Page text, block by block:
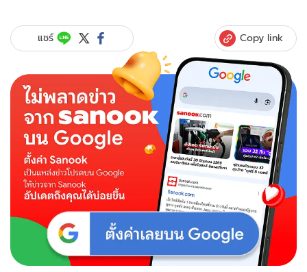
ชิลๆ
ค่ะ!
เชีย
ล
แชร์
คลิป
สาว
เสิร์ฟ
สวย
“จอม
พลัง”
เทศกาล
Oktoberfest
แชร์ Copy link